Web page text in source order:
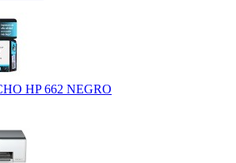
HP 662 NEGRO